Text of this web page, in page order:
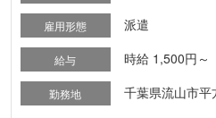
雇用形態 派遣
給与 時給 1,500円～
勤務地 千葉県流山市平